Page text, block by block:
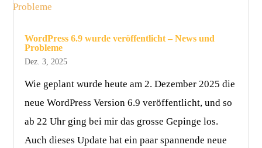
WordPress 6.9 wurde veröffentlicht – News und
Probleme
Dez. 3, 2025
Wie geplant wurde heute am 2. Dezember 2025 die
neue WordPress Version 6.9 veröffentlicht, und so
ab 22 Uhr ging bei mir das grosse Gepinge los.
Auch dieses Update hat ein paar spannende neue